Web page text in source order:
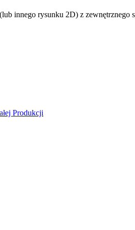
innego rysunku 2D) z zewnętrznego
Produkcji